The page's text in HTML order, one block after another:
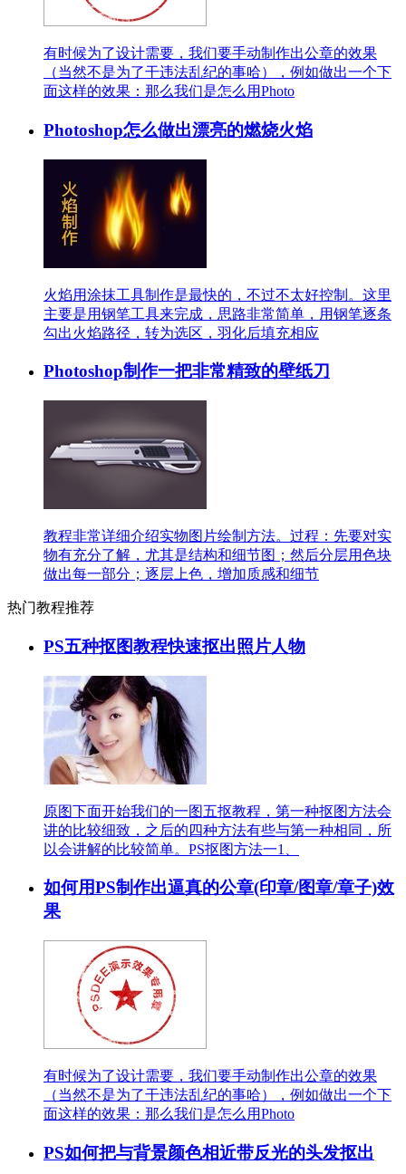
有时候为了设计需要，我们要手动制作出公章的效果
（当然不是为了干违法乱纪的事哈），例如做出一个下
面这样的效果：那么我们是怎么用Photo
Photoshop怎么做出漂亮的燃烧火焰
火焰用涂抹工具制作是最快的，不过不太好控制。这里
主要是用钢笔工具来完成，思路非常简单，用钢笔逐条
勾出火焰路径，转为选区，羽化后填充相应
Photoshop制作一把非常精致的壁纸刀
教程非常详细介绍实物图片绘制方法。过程：先要对实
物有充分了解，尤其是结构和细节图；然后分层用色块
做出每一部分；逐层上色，增加质感和细节
热门教程推荐
PS五种抠图教程快速抠出照片人物
原图下面开始我们的一图五抠教程，第一种抠图方法会
讲的比较细致，之后的四种方法有些与第一种相同，所
以会讲解的比较简单。PS抠图方法一1、
如何用PS制作出逼真的公章(印章/图章/章子)效
果
有时候为了设计需要，我们要手动制作出公章的效果
（当然不是为了干违法乱纪的事哈），例如做出一个下
面这样的效果：那么我们是怎么用Photo
PS如何把与背景颜色相近带反光的头发抠出